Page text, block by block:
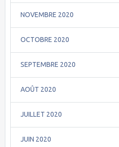
NOVEMBRE 2020
OCTOBRE 2020
SEPTEMBRE 2020
AOÛT 2020
JUILLET 2020
JUIN 2020